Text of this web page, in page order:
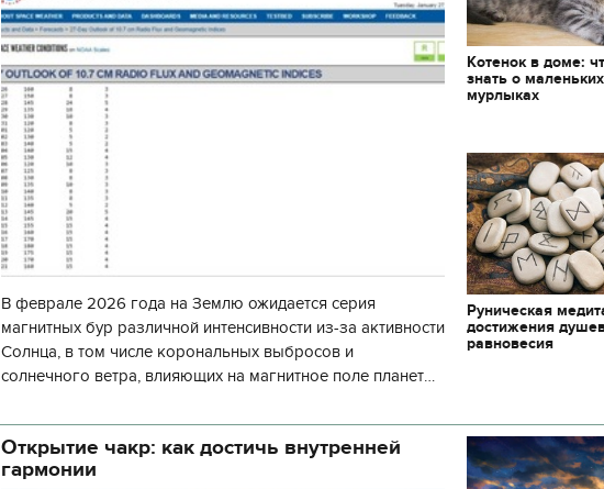
В феврале 2026 года на Землю ожидается серия
магнитных бур различной интенсивности из-за активности
Солнца, в том числе корональных выбросов и
солнечного ветра, влияющих на магнитное поле планеты.
об
Котенок в доме:
знать о маленьких
мурлыках
Руническая
достижения
равновесия
Открытие чакр: как достичь внутренней
гармонии